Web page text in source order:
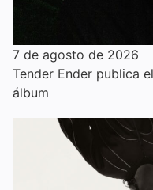
7 de agosto de 2026
Tender Ender publica
álbum